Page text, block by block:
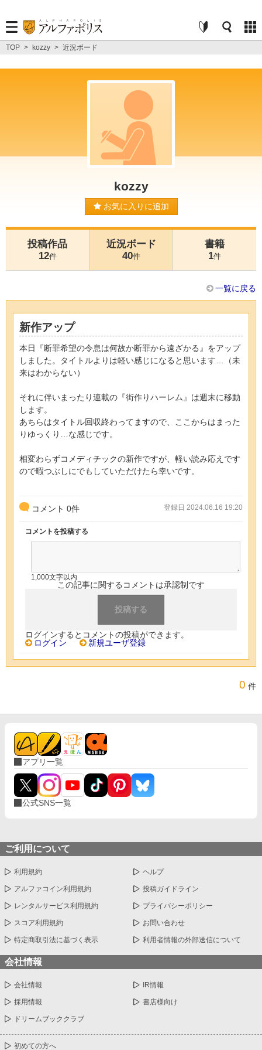
TOP > kozzy > 近況ボード
kozzy
お気に入りに追加
投稿作品
12件
近況ボード
40件
書籍
1件
一覧に戻る
新作アップ
本日『断罪希望の令息は何故か断罪から遠ざかる』をアップ
しました。タイトルよりは軽い感じになると思います…（未
来はわからない）
それに伴いまったり連載の『街作りハーレム』は週末に移動
します。
あちらはタイトル回収終わってますので、ここからはまった
りゆっくり…な感じです。
相変わらずコメディチックの新作ですが、軽い読み応えです
ので暇つぶしにでもしていただけたら幸いです。
コメント 0件 登録日 2024.06.16 19:20
コメントを投稿する
1,000文字以内
この記事に関するコメントは承認制です
ログインするとコメントの投稿ができます。
ログイン
新規ユーザ登録
0 件
アプリ一覧
公式SNS一覧
ご利用について
利用規約 ヘルプ
アルファコイン利用規約 投稿ガイドライン
レンタルサービス利用規約 プライバシーポリシー
スコア利用規約 お問い合わせ
特定商取引法に基づく表示 利用者情報の外部送信について
会社情報
会社情報 IR情報
採用情報 書店様向け
ドリームブッククラブ
初めての方へ